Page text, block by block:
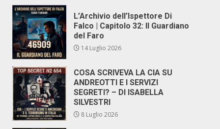
L’Archivio dell’Ispettore Di
Falco | Capitolo 32: Il Guardiano
del Faro
14 Luglio 2026
COSA SCRIVEVA LA CIA SU
ANDREOTTI E I SERVIZI
SEGRETI? – DI ISABELLA
SILVESTRI
8 Luglio 2026